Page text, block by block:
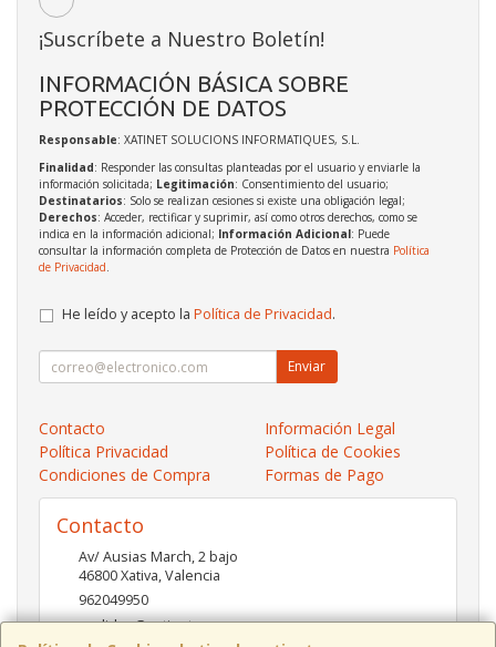
¡Suscríbete a Nuestro Boletín!
INFORMACIÓN BÁSICA SOBRE
PROTECCIÓN DE DATOS
Responsable: XATINET SOLUCIONS INFORMATIQUES, S.L.
Finalidad: Responder las consultas planteadas por el usuario y enviarle la
información solicitada; Legitimación: Consentimiento del usuario;
Destinatarios: Solo se realizan cesiones si existe una obligación legal;
Derechos: Acceder, rectificar y suprimir, así como otros derechos, como se
indica en la información adicional; Información Adicional: Puede
consultar la información completa de Protección de Datos en nuestra Política
de Privacidad.
He leído y acepto la Política de Privacidad.
Enviar
Contacto
Información Legal
Política Privacidad
Política de Cookies
Condiciones de Compra
Formas de Pago
Contacto
Av/ Ausias March, 2 bajo
46800Xativa,Valencia
962049950
pedidos@xatinet.com